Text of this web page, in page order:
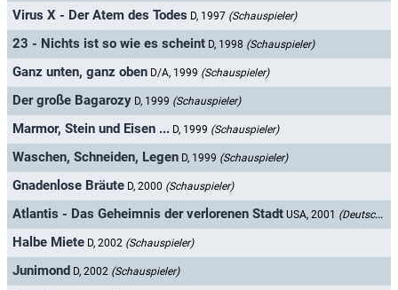
Virus X - Der Atem des Todes D, 1997 (Schauspieler)
23 - Nichts ist so wie es scheint D, 1998 (Schauspieler)
Ganz unten, ganz oben D/A, 1999 (Schauspieler)
Der große Bagarozy D, 1999 (Schauspieler)
Marmor, Stein und Eisen ... D, 1999 (Schauspieler)
Waschen, Schneiden, Legen D, 1999 (Schauspieler)
Gnadenlose Bräute D, 2000 (Schauspieler)
Atlantis - Das Geheimnis der verlorenen Stadt USA, 2001 (Deutscher Sprecher)
Halbe Miete D, 2002 (Schauspieler)
Junimond D, 2002 (Schauspieler)